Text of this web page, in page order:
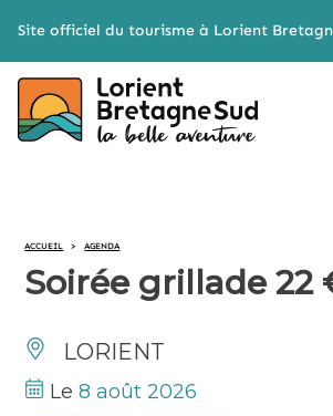
Site officiel du tourisme à Lorient
ACCUEIL > AGENDA
Soirée grillade 22
LORIENT
Le8 août 2026